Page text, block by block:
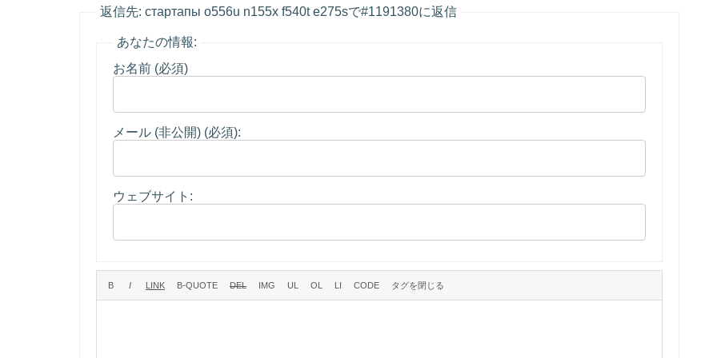
返信先: стартапы o556u n155x f540t e275sで#1191380に返信
あなたの情報:
お名前 (必須)
メール (非公開) (必須):
ウェブサイト: